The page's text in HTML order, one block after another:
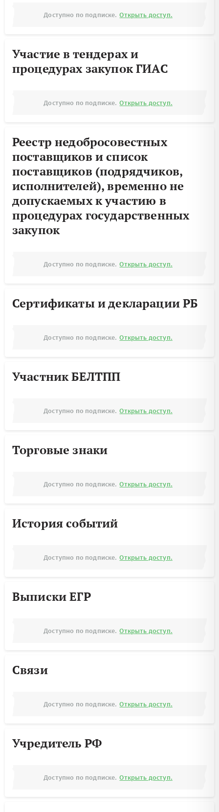
Доступно по подписке. Открыть доступ.
Участие в тендерах и
процедурах закупок ГИАС
Доступно по подписке. Открыть доступ.
Реестр недобросовестных
поставщиков и список
поставщиков (подрядчиков,
исполнителей), временно не
допускаемых к участию в
процедурах государственных
закупок
Доступно по подписке. Открыть доступ.
Сертификаты и декларации РБ
Доступно по подписке. Открыть доступ.
Участник БЕЛТПП
Доступно по подписке. Открыть доступ.
Торговые знаки
Доступно по подписке. Открыть доступ.
История событий
Доступно по подписке. Открыть доступ.
Выписки ЕГР
Доступно по подписке. Открыть доступ.
Связи
Доступно по подписке. Открыть доступ.
Учредитель РФ
Доступно по подписке. Открыть доступ.